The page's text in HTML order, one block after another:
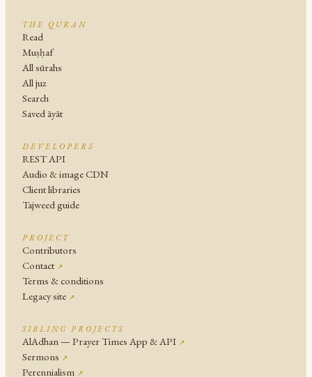
THE QURAN
Read
Muṣḥaf
All sūrahs
All juz
Search
Saved āyāt
DEVELOPERS
REST API
Audio & image CDN
Client libraries
Tajweed guide
PROJECT
Contributors
Contact ↗
Terms & conditions
Legacy site ↗
SIBLING PROJECTS
AlAdhan — Prayer Times App & API ↗
Sermons ↗
Perennialism ↗